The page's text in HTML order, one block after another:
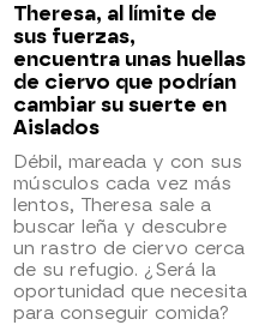
Theresa, al límite de
sus fuerzas,
encuentra unas huellas
de ciervo que podrían
cambiar su suerte en
Aislados
Débil, mareada y con sus
músculos cada vez más
lentos, Theresa sale a
buscar leña y descubre
un rastro de ciervo cerca
de su refugio. ¿Será la
oportunidad que necesita
para conseguir comida?